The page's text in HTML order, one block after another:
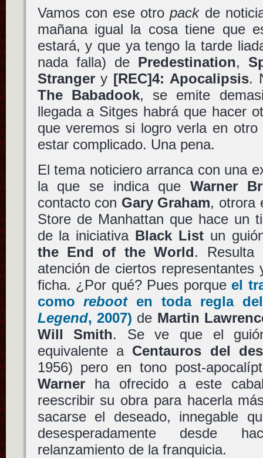
Vamos con ese otropackde
mañana igual la cosa tiene que
estará, y que ya tengo la tarde
nada falla) de Predestination,
Strangery [REC]4: Apocalipsis.
The Babadook, se emite
llegada a Sitges habrá que hacer
que veremos si logro verla en
estar complicado. Una pena.
El tema noticiero arranca con una
la que se indica queWarner
contacto con Gary Graham, otrora
Store de Manhattan que hace un
de la iniciativa Black List un
the End of the World. Resulta
atención de ciertos
ficha. ¿Por qué? Pues porque el
comorebooten toda regla
Legend, 2007) de Martin
Will Smith. Se ve que el
equivalente a Centauros del
1956) pero en tono post-
Warnerha ofrecido a este
reescribir su obra para hacerla
sacarse el deseado, innegable
desesperadamente desde
relanzamiento de la franquicia.